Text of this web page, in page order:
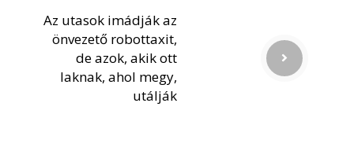
Az utasok imádják az
önvezető robottaxit,
de azok, akik ott
laknak, ahol megy,
utálják